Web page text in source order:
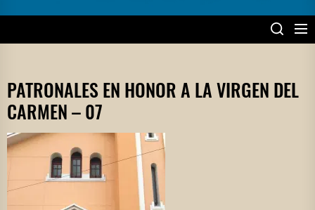
PATRONALES EN HONOR A LA VIRGEN DEL
CARMEN – 07